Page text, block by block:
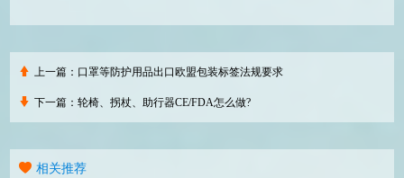
上一篇： 口罩等防护用品出口欧盟包装标签法规要求
下一篇：轮椅、拐杖、助行器CE/FDA怎么做?
相关推荐